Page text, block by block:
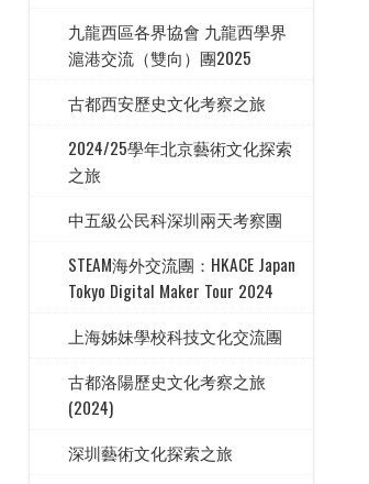
九龍西區各界協會 九龍西學界
滬港交流（雙向）團2025
古都西安歷史文化考察之旅
2024/25學年北京藝術文化探索
之旅
中五級公民科深圳兩天考察團
STEAM海外交流團：HKACE Japan
Tokyo Digital Maker Tour 2024
上海姊妹學校科技文化交流團
古都洛陽歷史文化考察之旅
(2024)
深圳藝術文化探索之旅